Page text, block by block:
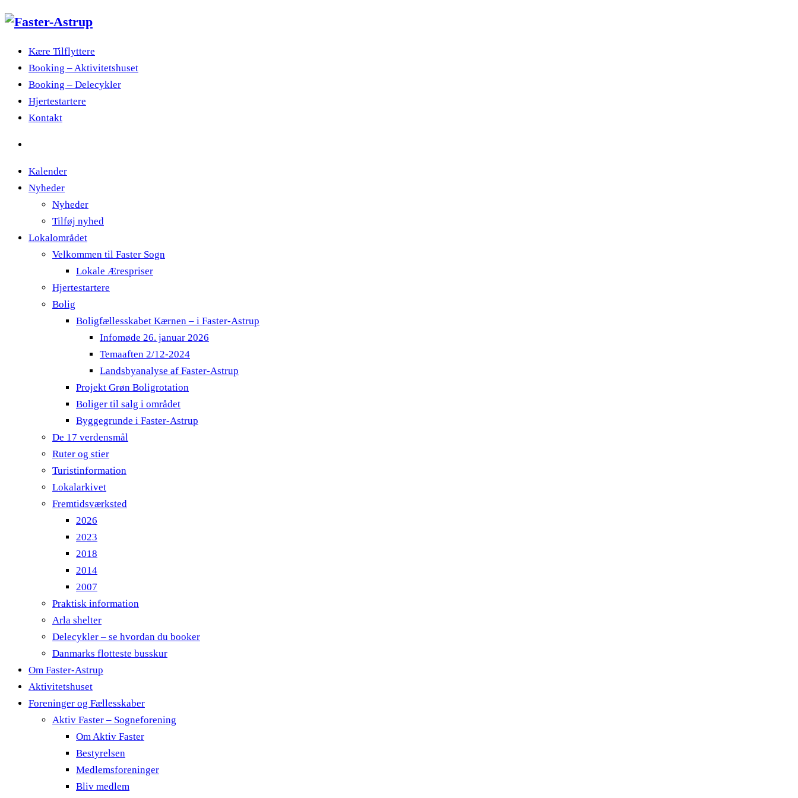
Kære Tilflyttere
Booking – Aktivitetshuset
Booking – Delecykler
Hjertestartere
Kontakt
Kalender
Nyheder
Nyheder
Tilføj nyhed
Lokalområdet
Velkommen til Faster Sogn
Lokale Ærespriser
Hjertestartere
Bolig
Boligfællesskabet Kærnen – i Faster-Astrup
Infomøde 26. januar 2026
Temaaften 2/12-2024
Landsbyanalyse af Faster-Astrup
Projekt Grøn Boligrotation
Boliger til salg i området
Byggegrunde i Faster-Astrup
De 17 verdensmål
Ruter og stier
Turistinformation
Lokalarkivet
Fremtidsværksted
2026
2023
2018
2014
2007
Praktisk information
Arla shelter
Delecykler – se hvordan du booker
Danmarks flotteste busskur
Om Faster-Astrup
Aktivitetshuset
Foreninger og Fællesskaber
Aktiv Faster – Sogneforening
Om Aktiv Faster
Bestyrelsen
Medlemsforeninger
Bliv medlem